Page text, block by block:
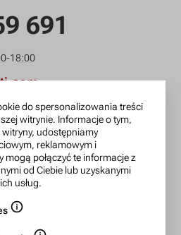
691
18:00
zamówienia podaj w tytule
w potwierdzeniu.
6466
do spersonalizowania treści
witrynie. Informacje o tym,
udostępniamy
reklamowym i
mogą połączyć te informacje z
od Ciebie lub uzyskanymi
usług.